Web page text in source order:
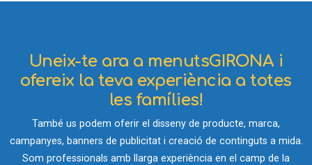
Uneix-te ara a menutsGIRONA i
ofereix la teva experiència a totes
les famílies!
També us podem oferir el disseny de producte, marca,
campanyes, banners de publicitat i creació de continguts a mida.
Som professionals amb llarga experiència en el camp de la